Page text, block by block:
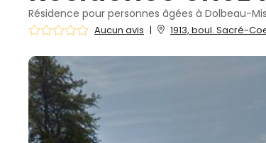
Résidence pour personnes âgées à Dolbeau-
Aucun avis | 1913, boul. Sacré-